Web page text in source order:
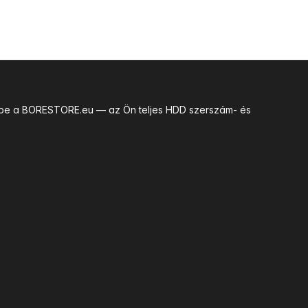
BORESTORE.eu — az Ön teljes HDD szerszám- és